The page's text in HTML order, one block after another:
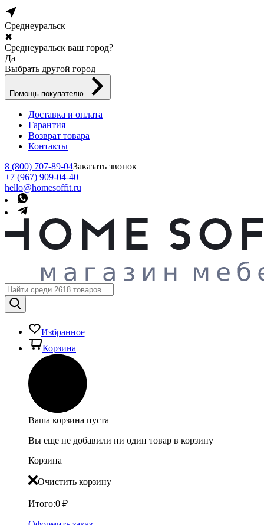
Среднеуральск
✖
Среднеуральск ваш город?
Да
Выбрать другой город
Помощь покупателю
Доставка и оплата
Гарантия
Возврат товара
Контакты
8 (800) 707-89-04Заказать звонок
+7 (967) 909-04-40
hello@homesoffit.ru
Избранное
Корзина
Ваша корзина пуста
Вы еще не добавили ни один товар в корзину
Корзина
Очистить корзину
Итого:0 ₽